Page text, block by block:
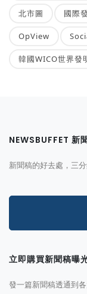
北市圖 國際
OpView
韓國WICO世界發
NEWSBUFFET 新
新聞稿的好去處，三
立即購買新聞稿曝
發一篇新聞稿透通到